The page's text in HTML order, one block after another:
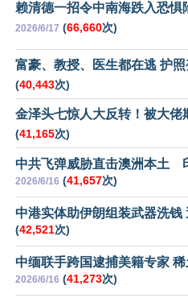
赖清德一招令中南海跌入恐惧
2026/6/17 (66,660次)
富豪、教授、医生都在逃 护
(40,443次)
金泽头七惊人大反转！被大佬
(41,165次)
中共飞弹威胁直击澳洲本土
2026/6/16 (41,657次)
中港实体助伊朗组装武器洗钱
(42,521次)
中缅联手跨国逮捕美籍专家
2026/6/16 (41,273次)